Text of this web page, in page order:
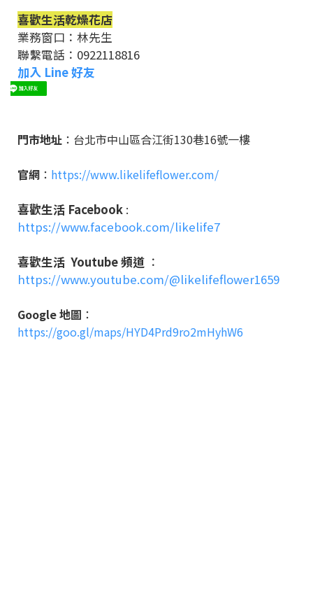
喜歡生活乾燥花店
業務窗口：林先生
聯繫電話：0922118816
加入 Line 好友
門市地址 ：台北市中山區合江街130巷16號一樓
官網 ： https://www.likelifeflower.com/
喜歡生活 Facebook :
https://www.facebook.com/likelife7
喜歡生活 Youtube 頻道 ：
https://www.youtube.com/@likelifeflower1659
Google 地圖 ：
https://goo.gl/maps/HYD4Prd9ro2mHyhW6